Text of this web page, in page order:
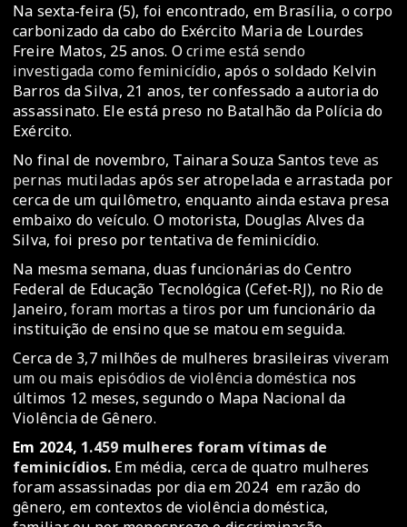
Na sexta-feira (5), foi encontrado, em Brasília, o corpo
carbonizado da cabo do Exército Maria de Lourdes
Freire Matos, 25 anos. Ocrime está sendo
investigada como feminicídio, após o soldado Kelvin
Barros da Silva, 21 anos, ter confessado a autoria do
assassinato. Ele está preso no Batalhão da Polícia do
Exército.
No final de novembro, Tainara Souza Santosteve as
pernas mutiladas após ser atropelada e arrastada por
cerca de um quilômetro, enquanto ainda estava presa
embaixo do veículo. O motorista, Douglas Alves da
Silva, foi preso por tentativa de feminicídio.
Na mesma semana, duas funcionárias do Centro
Federal de Educação Tecnológica (Cefet-RJ), no Rio de
Janeiro,foram mortas a tiros por um funcionário da
instituição de ensino que se matou em seguida.
Cerca de 3,7 milhões de mulheres brasileiras viveram
um ou mais episódios de violência doméstica nos
últimos 12 meses, segundo o Mapa Nacional da
Violência de Gênero.
Em 2024, 1.459 mulheres foram vítimas de
feminicídios. Em média, cerca de quatro mulheres
foram assassinadas por dia em 2024 em razão do
gênero, em contextos de violência doméstica,